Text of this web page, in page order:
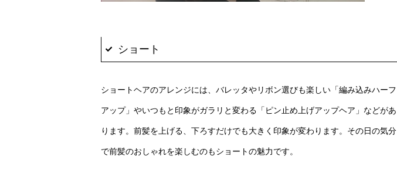
ショート
ショートヘアのアレンジには、バレッタやリボン選びも楽しい「編み込みハーフ
アップ」やいつもと印象がガラリと変わる「ピン止め上げアップヘア」などがあ
ります。前髪を上げる、下ろすだけでも大きく印象が変わります。その日の気分
で前髪のおしゃれを楽しむのもショートの魅力です。